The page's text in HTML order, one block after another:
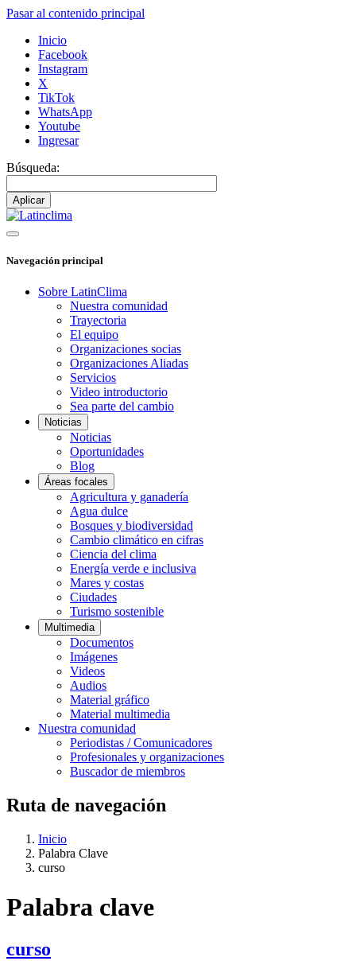
Pasar al contenido principal
Inicio
Facebook
Instagram
X
TikTok
WhatsApp
Youtube
Ingresar
Búsqueda:
Navegación principal
Sobre LatinClima
Nuestra comunidad
Trayectoria
El equipo
Organizaciones socias
Organizaciones Aliadas
Servicios
Video introductorio
Sea parte del cambio
Noticias
Noticias
Oportunidades
Blog
Áreas focales
Agricultura y ganadería
Agua dulce
Bosques y biodiversidad
Cambio climático en cifras
Ciencia del clima
Energía verde e inclusiva
Mares y costas
Ciudades
Turismo sostenible
Multimedia
Documentos
Imágenes
Videos
Audios
Material gráfico
Material multimedia
Nuestra comunidad
Periodistas / Comunicadores
Profesionales y organizaciones
Buscador de miembros
Ruta de navegación
Inicio
Palabra Clave
curso
Palabra clave
curso